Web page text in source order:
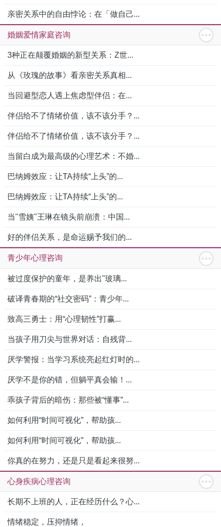
亲密关系中的自由悖论：在「做自己...
婚姻爱情家庭咨询
3种正在颠覆婚姻的新型关系：Z世...
从《玫瑰的故事》看亲密关系真相...
当回避型恋人遇上焦虑型伴侣：在...
伴侣给不了情绪价值，该不该分手？...
伴侣给不了情绪价值，该不该分手？...
当留白成为最高级的心理艺术：不婚...
巴纳姆效应：让TA持续“上头”的...
巴纳姆效应：让TA持续“上头”的...
当"雪姨"王琳在镜头前崩溃：中国...
好的伴侣关系，是命运赐予我们的...
青少年心理咨询
被过度保护的童年，是养出"玻璃...
破译青春期的“社交密码”：青少年...
致高三勇士：用“心理韧性”打赢...
当孩子用刀尖与世界对话：自残背...
厌学警报：当学习系统亮起红灯时的...
厌学不是你的错，但躺平真会输！...
乖孩子背后的暗伤：那些被“懂事”...
如何利用“时间可视化”，帮助孩...
如何利用“时间可视化”，帮助孩...
你真的在努力，还是只是看起来很努...
心身疾病心理咨询
长期不上班的人，正在经历什么？心...
情绪稳定，压抑情绪，